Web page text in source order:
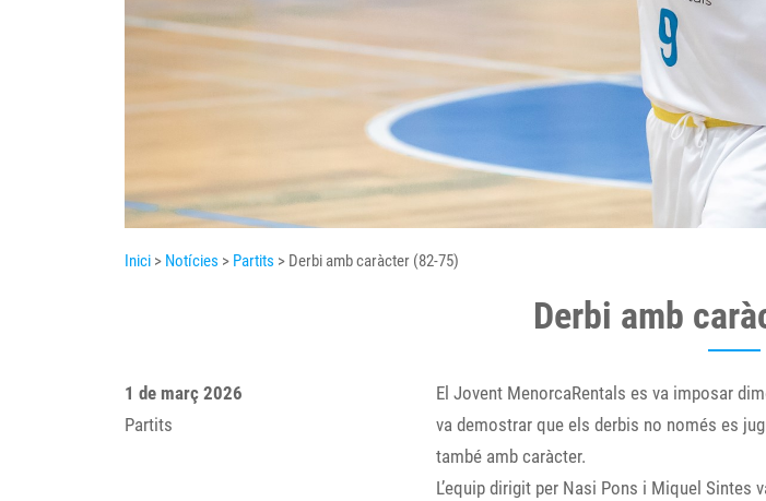
Inici > Notícies > Partits > Derbi amb caràcter (82-75)
Derbi amb
1 de març 2026
Partits
El Jovent MenorcaRentals es va imposar
va demostrar que els derbis no només es
també amb caràcter.
L’equip dirigit per Nasi Pons i Miquel Sintes